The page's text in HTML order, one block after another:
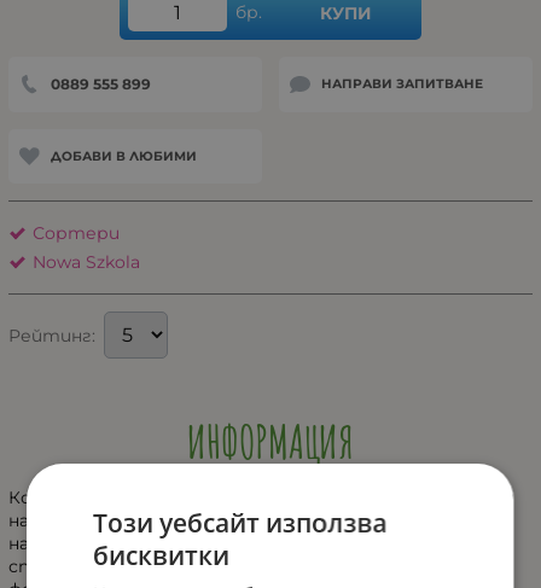
бр. КУПИ
0889 555 899 НАПРАВИ ЗАПИТВАНЕ
ДОБАВИ В ЛЮБИМИ
Сортери
Nowa Szkola
Рейтинг:
ИНФОРМАЦИЯ
Комплектът съдържа дървени форми за сортиране и
нанизване в различни цветове и основа. Играта
насърчава фините двигателни умения при децата и
спобобността им да разпознават цветовете и
Този уебсайт използва
бисквитки